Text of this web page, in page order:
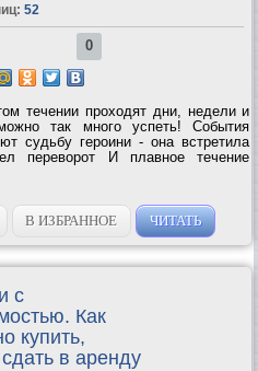
52
0
течении проходят дни, недели и
так много успеть! События
судьбу героини - она встретила
переворот И плавное течение
В ИЗБРАННОЕ ЧИТАТЬ
с
Как
купить,
в аренду